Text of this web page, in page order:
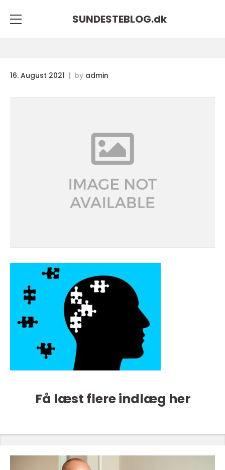
SUNDESTEBLOG.dk
16. August 2021 by admin
Få læst flere indlæg her